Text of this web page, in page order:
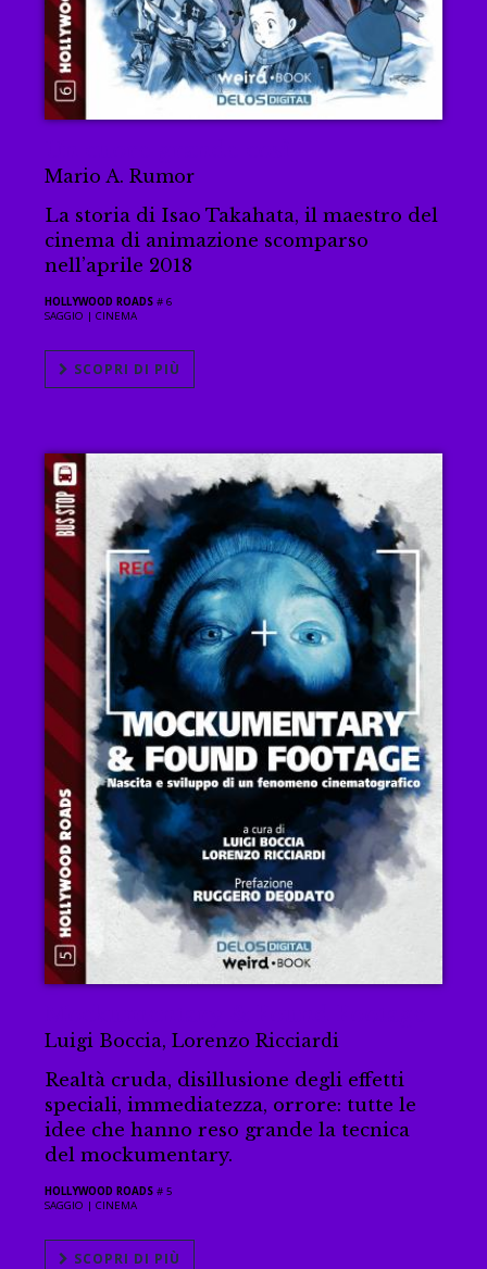
Mario A. Rumor
La storia di Isao Takahata, il maestro del
cinema di animazione scomparso
nell’aprile 2018
HOLLYWOOD ROADS # 6
SAGGIO |CINEMA
SCOPRI DI PIÙ
Luigi Boccia, Lorenzo Ricciardi
Realtà cruda, disillusione degli effetti
speciali, immediatezza, orrore: tutte le
idee che hanno reso grande la tecnica
del mockumentary.
HOLLYWOOD ROADS # 5
SAGGIO |CINEMA
SCOPRI DI PIÙ